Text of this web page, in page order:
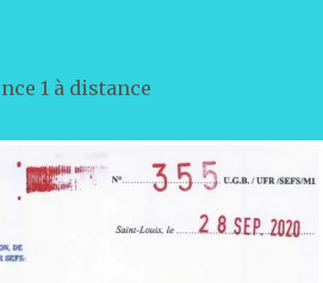
1 à distance